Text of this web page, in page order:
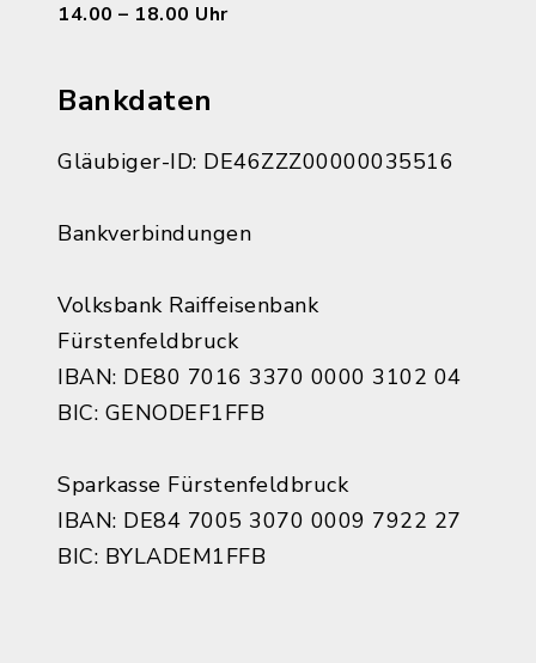
14.00 – 18.00 Uhr
Bankdaten
Gläubiger-ID: DE46ZZZ00000035516
Bankverbindungen
Volksbank Raiffeisenbank
Fürstenfeldbruck
IBAN: DE80 7016 3370 0000 3102 04
BIC: GENODEF1FFB
Sparkasse Fürstenfeldbruck
IBAN: DE84 7005 3070 0009 7922 27
BIC: BYLADEM1FFB